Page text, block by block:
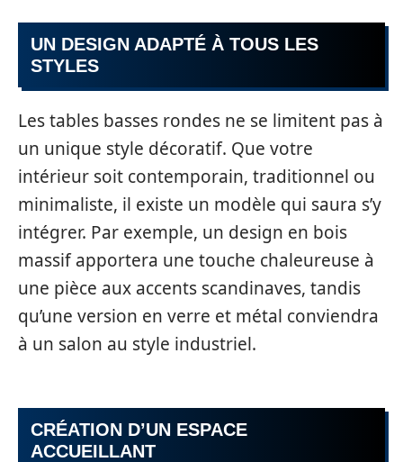
UN DESIGN ADAPTÉ À TOUS LES
STYLES
Les tables basses rondes ne se limitent pas à
un unique style décoratif. Que votre
intérieur soit contemporain, traditionnel ou
minimaliste, il existe un modèle qui saura s’y
intégrer. Par exemple, un design en bois
massif apportera une touche chaleureuse à
une pièce aux accents scandinaves, tandis
qu’une version en verre et métal conviendra
à un salon au style industriel.
CRÉATION D’UN ESPACE
ACCUEILLANT